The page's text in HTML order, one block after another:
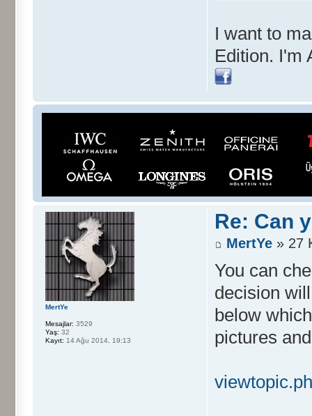
I want to
Edition. I'm
Re: Can
MertYe » 27
You can
decision
below
pictures
MertYe
Mesajlar: 3529
Yaş: 32
Kayıt: 14 Ağu 2014, 19:13